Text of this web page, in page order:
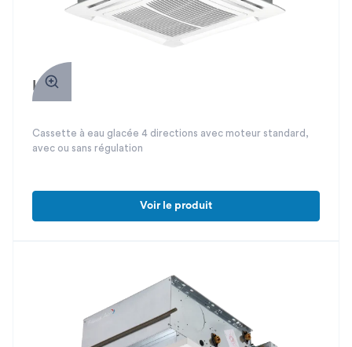
Iséa
Cassette à eau glacée 4 directions avec moteur standard,
avec ou sans régulation
Voir le produit